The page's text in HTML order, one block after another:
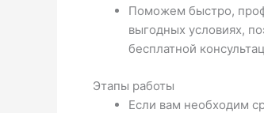
Поможем быстро,
выгодных условиях,
бесплатной
Этапы работы
Если вам необходим